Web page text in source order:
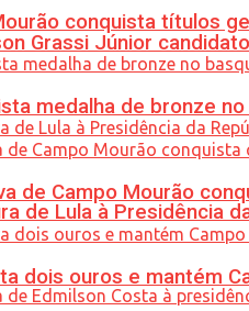
Grassi Júnior
de Lula à Presidência
conquista títulos
medalha de bronze
de Campo Mourão
dois ouros e mantém